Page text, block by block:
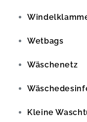
Wetbags
Wäschenetz
Kleine